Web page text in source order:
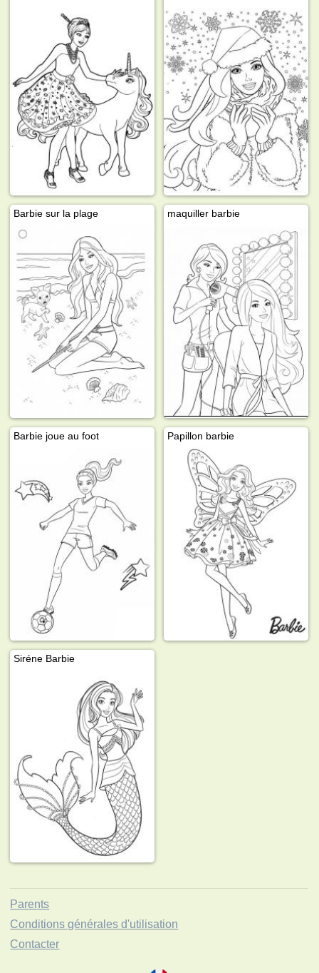
Barbie sur la plage maquiller barbie
Barbie joue au foot Papillon barbie
Siréne Barbie
Parents
Conditions générales d'utilisation
Contacter